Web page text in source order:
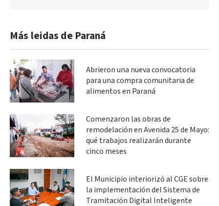
Más leidas de Paraná
Abrieron una nueva convocatoria
para una compra comunitaria de
alimentos en Paraná
Comenzaron las obras de
remodelación en Avenida 25 de Mayo:
qué trabajos realizarán durante
cinco meses
El Municipio interiorizó al CGE sobre
la implementación del Sistema de
Tramitación Digital Inteligente